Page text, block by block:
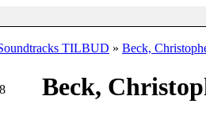
TILBUD » Beck,
Beck,